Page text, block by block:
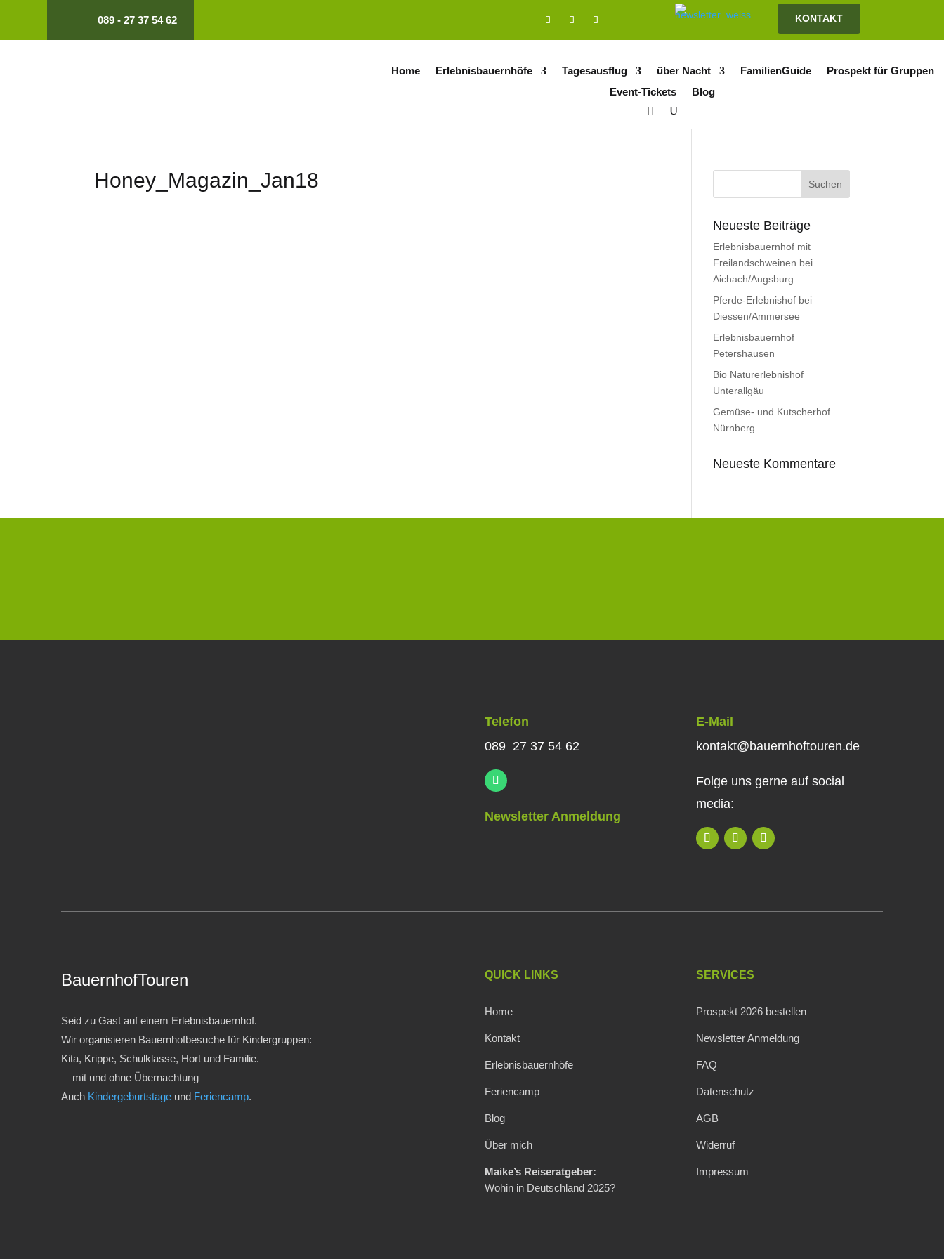
089 - 27 37 54 62 KONTAKT
Home Erlebnisbauernhöfe Tagesausflug über Nacht FamilienGuide
Prospekt für Gruppen
Event-Tickets
Blog
Honey_Magazin_Jan18
Neueste Beiträge
Erlebnisbauernhof mit
Freilandschweinen bei
Aichach/Augsburg
Pferde-Erlebnishof bei
Diessen/Ammersee
Erlebnisbauernhof
Petershausen
Bio Naturerlebnishof
Unterallgäu
Gemüse- und Kutscherhof
Nürnberg
Neueste Kommentare
Telefon
089 27 37 54 62
Newsletter Anmeldung
E-Mail
kontakt@bauernhoftouren.de
Folge uns gerne auf social
media:
BauernhofTouren
Seid zu Gast auf einem Erlebnisbauernhof.
Wir organisieren Bauernhofbesuche für Kindergruppen:
Kita, Krippe, Schulklasse, Hort und Familie.
– mit und ohne Übernachtung –
Auch Kindergeburtstage und Feriencamp.
QUICK LINKS
Home
Kontakt
Erlebnisbauernhöfe
Feriencamp
Blog
Über mich
Maike’s Reiseratgeber:
Wohin in Deutschland 2025?
SERVICES
Prospekt 2026 bestellen
Newsletter Anmeldung
FAQ
Datenschutz
AGB
Widerruf
Impressum